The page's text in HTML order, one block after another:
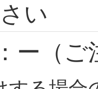
い
ー （